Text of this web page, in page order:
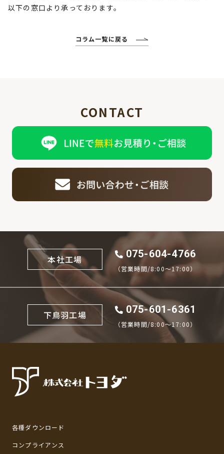
以下の窓口より承っております。
コラム一覧に戻る
CONTACT
本社工場 075-604-4766
（営業時間/8:00〜17:00）
下鳥羽工場 075-601-6361
（営業時間/8:00〜17:00）
各種ダウンロード
コンプライアンス